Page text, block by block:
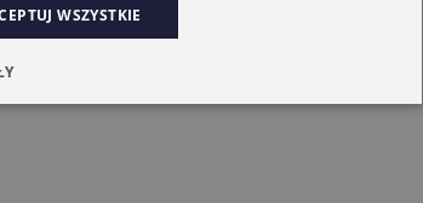
WSZYSTKIE